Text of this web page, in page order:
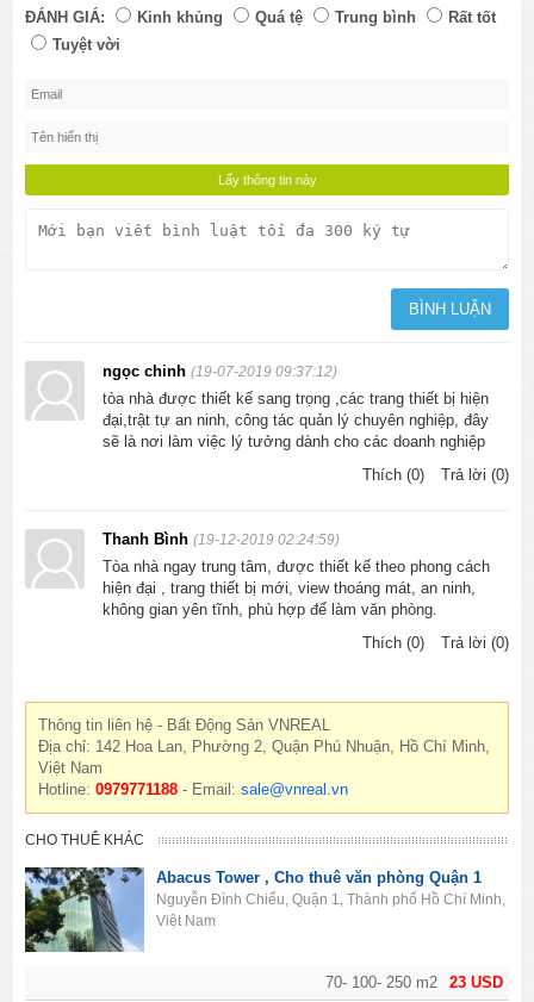
ĐÁNH GIÁ: Kinh khủng Quá tệ Trung bình
Rất tốt
Tuyệt vời
ngọc chinh(19-07-2019 09:37:12)
tòa nhà được thiết kế sang trọng ,các trang thiết bị hiện
đại,trật tự an ninh, công tác quản lý chuyên nghiệp, đây
sẽ là nơi làm việc lý tưởng dành cho các doanh nghiệp
Thích (0)
Trả lời (0)
Thanh Bình(19-12-2019 02:24:59)
Tòa nhà ngay trung tâm, được thiết kế theo phong cách
hiện đại , trang thiết bị mới, view thoáng mát, an ninh,
không gian yên tĩnh, phù hợp để làm văn phòng.
Thích (0)
Trả lời (0)
Thông tin liên hệ - Bất Động Sản VNREAL
Địa chỉ: 142 Hoa Lan, Phường 2, Quận Phú Nhuận, Hồ Chí Minh,
Việt Nam
Hotline:0979771188 - Email:sale@vnreal.vn
CHO THUÊ KHÁC
23 USD
70- 100- 250 m2
Abacus Tower , Cho thuê văn phòng Quận 1
Nguyễn Đình Chiểu, Quận 1, Thành phố Hồ Chí Minh,
Việt Nam